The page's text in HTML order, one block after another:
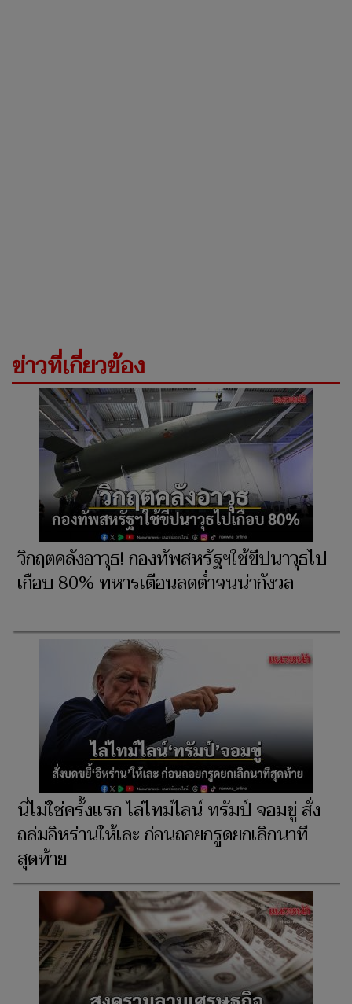
ข่าวที่เกี่ยวข้อง
วิกฤตคลังอาวุธ! กองทัพสหรัฐฯใช้ขีปนาวุธไป
เกือบ 80% ทหารเตือนลดต่ำจนน่ากังวล
นี่ไม่ใช่ครั้งแรก ไล่ไทม์ไลน์ ทรัมป์ จอมขู่ สั่ง
ถล่มอิหร่านให้เละ ก่อนถอยกรูดยกเลิกนาที
สุดท้าย